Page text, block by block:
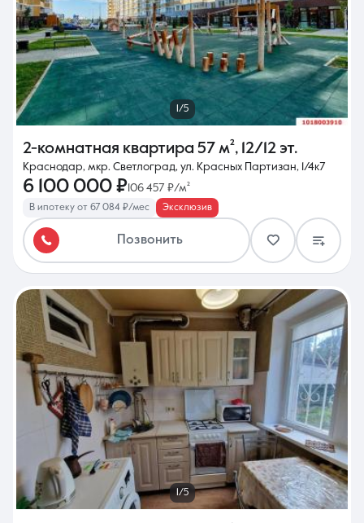
1/5
2-комнатная квартира 57 м², 12/12 эт.
Краснодар, мкр. Светлоград, ул. Красных Партизан, 1/4к7
6 100 000 ₽ 106 457 ₽/м²
В ипотеку от 67 084 ₽/мес Эксклюзив
Позвонить
1/5